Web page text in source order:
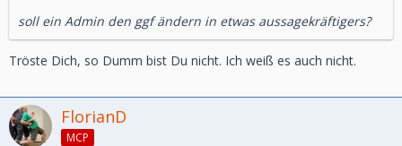
soll ein Admin den ggf ändern in etwas aussagekräftigers?
Tröste Dich, so Dumm bist Du nicht. Ich weiß es auch nicht.
FlorianD
MCP